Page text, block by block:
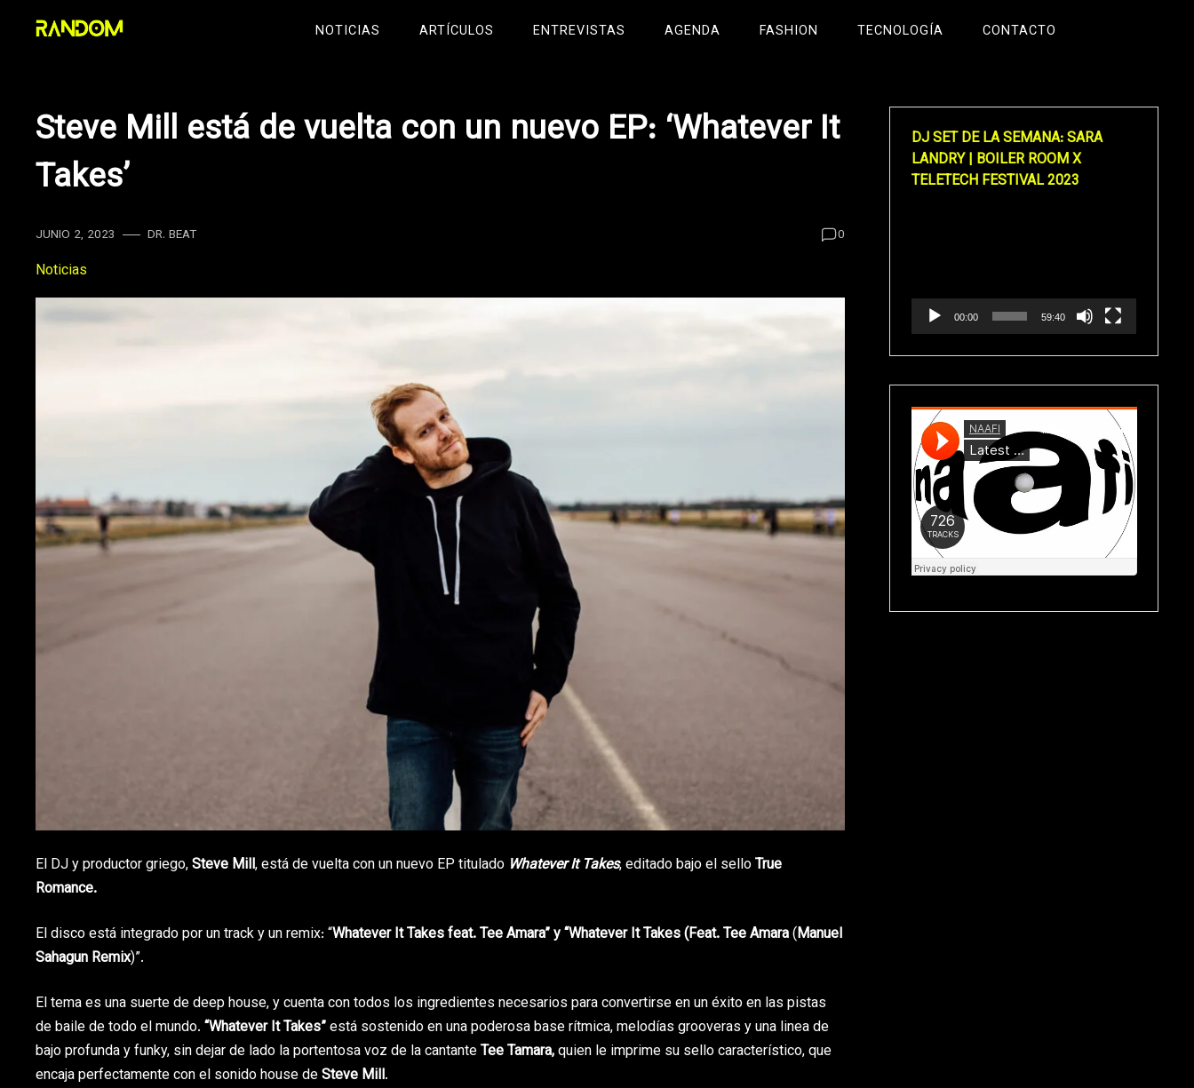
NOTICIAS ARTÍCULOS ENTREVISTAS AGENDA FASHION TECNOLOGÍA CONTACTO
Steve Mill está de vuelta con un nuevo EP: ‘Whatever It
Takes’
JUNIO 2, 2023 DR. BEAT 0
Noticias
El DJ y productor griego,Steve Mill, está de vuelta con un nuevo EP titulado Whatever It Takes, editado bajo el selloTrue
Romance.
El disco está integrado por un track y un remix: “Whatever It Takes feat. Tee Amara” y “Whatever It Takes (Feat. Tee Amara(Manuel
Sahagun Remix)”.
El tema es una suerte de deep house, y cuenta con todos los ingredientes necesarios para convertirse en un éxito en las pistas
de baile de todo el mundo. “Whatever It Takes”está sostenido en una poderosa base rítmica, melodías grooveras y una linea de
bajo profunda y funky, sin dejar de lado la portentosa voz de la cantanteTee Tamara,quien le imprime su sello característico, que
encaja perfectamente con el sonido house deSteve Mill.
DJ SET DE LA SEMANA: SARA
LANDRY | BOILER ROOM X
TELETECH FESTIVAL 2023
00:00 59:40